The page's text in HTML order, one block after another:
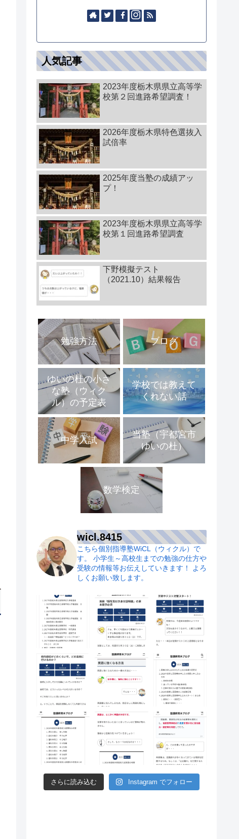
人気記事
2023年度栃木県県立高等学
校第２回進路希望調査！
2026年度栃木県特色選抜入
試倍率
2025年度当塾の成績アッ
プ！
2023年度栃木県県立高等学
校第１回進路希望調査
下野模擬テスト
（2021.10）結果報告
勉強方法 ブログ
ゆいの杜の小さ
な塾（ウィク
ル）の予定表
学校では教えて
くれない話
中学入試
当塾（宇都宮市
ゆいの杜）
数学検定
wicl.8415
こちら個別指導塾WiCL（ウィクル）で
す。
小学生～高校生までの勉強の仕方や
受験の情報等お伝えしていきます！
よろ
しくお願い致します。
さらに読み込む Instagram でフォロー